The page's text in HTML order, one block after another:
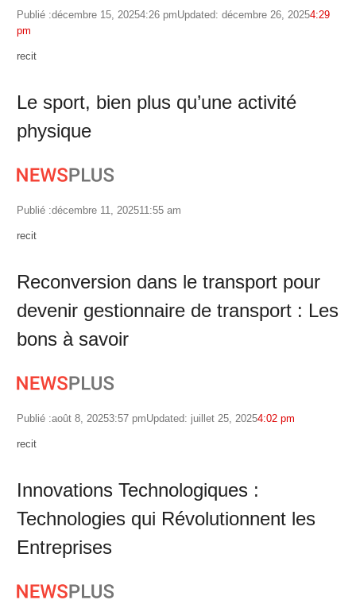
Publié :décembre 15, 20254:26 pmUpdated: décembre 26, 20254:29
pm
Author
recit
Le sport, bien plus qu’une activité
physique
Publié :décembre 11, 202511:55 am
Author
recit
Reconversion dans le transport pour
devenir gestionnaire de transport : Les
bons à savoir
Publié :août 8, 20253:57 pmUpdated: juillet 25, 20254:02 pm
Author
recit
Innovations Technologiques :
Technologies qui Révolutionnent les
Entreprises